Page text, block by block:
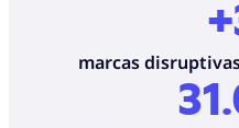
marcas
31.